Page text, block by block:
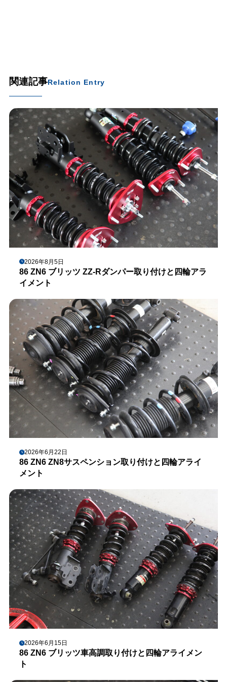
関連記事Relation Entry
2026年8月5日
86 ZN6 ブリッツ ZZ-Rダンパー取り付けと四輪アラ
イメント
2026年6月22日
86 ZN6 ZN8サスペンション取り付けと四輪アライ
メント
2026年6月15日
86 ZN6 ブリッツ車高調取り付けと四輪アライメン
ト